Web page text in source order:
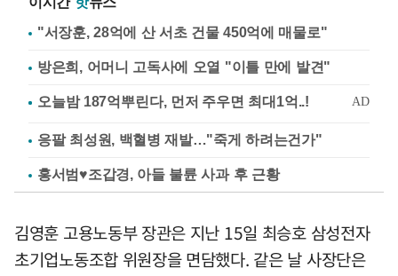
"서장훈, 28억에 산 서초 건물 450억에 매물로"
방은희, 어머니 고독사에 오열 "이틀 만에 발견"
응팔 최성원, 백혈병 재발…"죽게 하려는건가"
홍서범♥조갑경, 아들 불륜 사과 후 근황
김영훈 고용노동부 장관은 지난 15일 최승호 삼성전자
초기업노동조합 위원장을 면담했다. 같은 날 사장단은